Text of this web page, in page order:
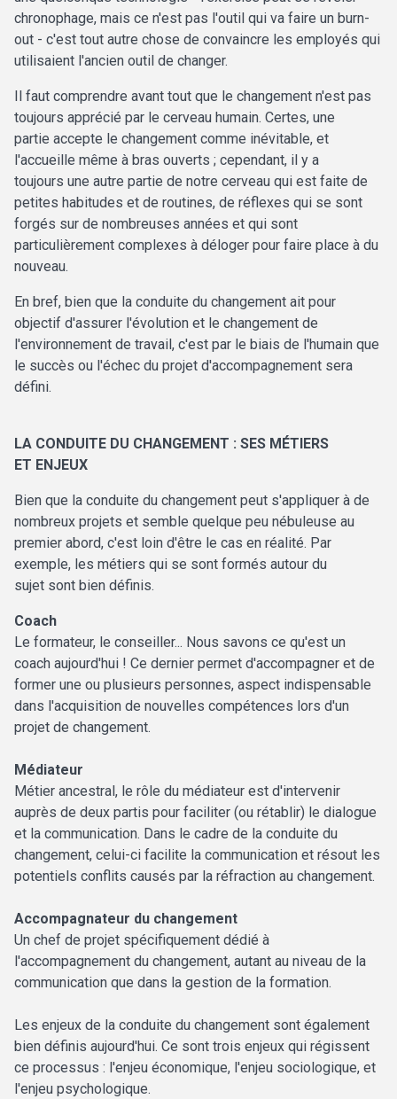
chronophage, mais ce n'est pas l'outil qui va faire un burn-
out - c'est tout autre chose de convaincre les employés qui
utilisaient l'ancien outil de changer.
Il faut comprendre avant tout que le changement n'est pas
toujours apprécié par le cerveau humain. Certes, une
partie accepte le changement comme inévitable, et
l'accueille même à bras ouverts ; cependant, il y a
toujours une autre partie de notre cerveau qui est faite de
petites habitudes et de routines, de réflexes qui se sont
forgés sur de nombreuses années et qui sont
particulièrement complexes à déloger pour faire place à du
nouveau.
En bref, bien que la conduite du changement ait pour
objectif d'assurer l'évolution et le changement de
l'environnement de travail, c'est par le biais de l'humain que
le succès ou l'échec du projet d'accompagnement sera
défini.
LA CONDUITE DU CHANGEMENT : SES MÉTIERS
ET ENJEUX
Bien que la conduite du changement peut s'appliquer à de
nombreux projets et semble quelque peu nébuleuse au
premier abord, c'est loin d'être le cas en réalité. Par
exemple, les métiers qui se sont formés autour du
sujet sont bien définis.
Coach
Le formateur, le conseiller... Nous savons ce qu'est un
coach aujourd'hui ! Ce dernier permet d'accompagner et de
former une ou plusieurs personnes, aspect indispensable
dans l'acquisition de nouvelles compétences lors d'un
projet de changement.
Médiateur
Métier ancestral, le rôle du médiateur est d'intervenir
auprès de deux partis pour faciliter (ou rétablir) le dialogue
et la communication. Dans le cadre de la conduite du
changement, celui-ci facilite la communication et résout les
potentiels conflits causés par la réfraction au changement.
Accompagnateur du changement
Un chef de projet spécifiquement dédié à
l'accompagnement du changement, autant au niveau de la
communication que dans la gestion de la formation.
Les enjeux de la conduite du changement sont également
bien définis aujourd'hui. Ce sont trois enjeux qui régissent
ce processus : l'enjeu économique, l'enjeu sociologique, et
l'enjeu psychologique.